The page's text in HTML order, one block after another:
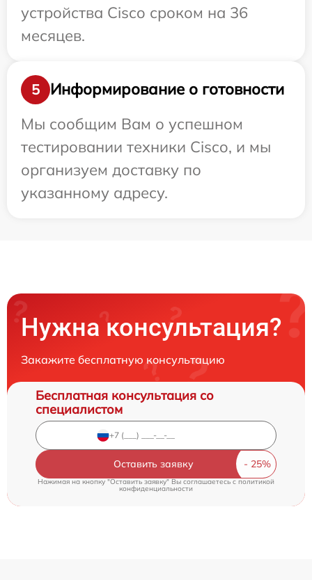
устройства Cisco сроком на 36
месяцев.
5
Информирование о готовности
Мы сообщим Вам о успешном
тестировании техники Cisco, и мы
организуем доставку по
указанному адресу.
Нужна консультация?
Закажите бесплатную консультацию
Бесплатная консультация со
специалистом
Оставить заявку
Нажимая на кнопку "Оставить заявку" Вы соглашаетесь cполитикой
конфиденциальности